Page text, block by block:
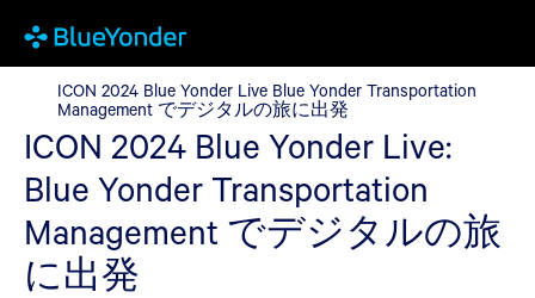
ICON 2024 Blue Yonder Live Blue Yonder Transportation
ICON 2024 Blue Yonder Live Blue Yonder Transportation
Management でデジタルの旅に出発
ICON 2024 Blue Yonder Live:
Blue Yonder Transportation
Management でデジタルの旅
に出発